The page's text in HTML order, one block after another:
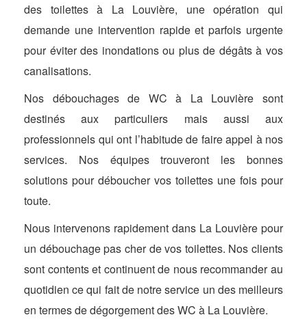
des toilettes à La Louvière, une opération qui
demande une intervention rapide et parfois urgente
pour éviter des inondations ou plus de dégâts à vos
canalisations.
Nos débouchages de WC à La Louvière sont
destinés aux particuliers mais aussi aux
professionnels qui ont l’habitude de faire appel à nos
services. Nos équipes trouveront les bonnes
solutions pour déboucher vos toilettes une fois pour
toute.
Nous intervenons rapidement dans La Louvière pour
un débouchage pas cher de vos toilettes. Nos clients
sont contents et continuent de nous recommander au
quotidien ce qui fait de notre service un des meilleurs
en termes de dégorgement des WC à La Louvière.